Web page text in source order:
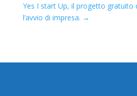
Yes I start Up, il progetto gratuito
l’avvio di impresa. →